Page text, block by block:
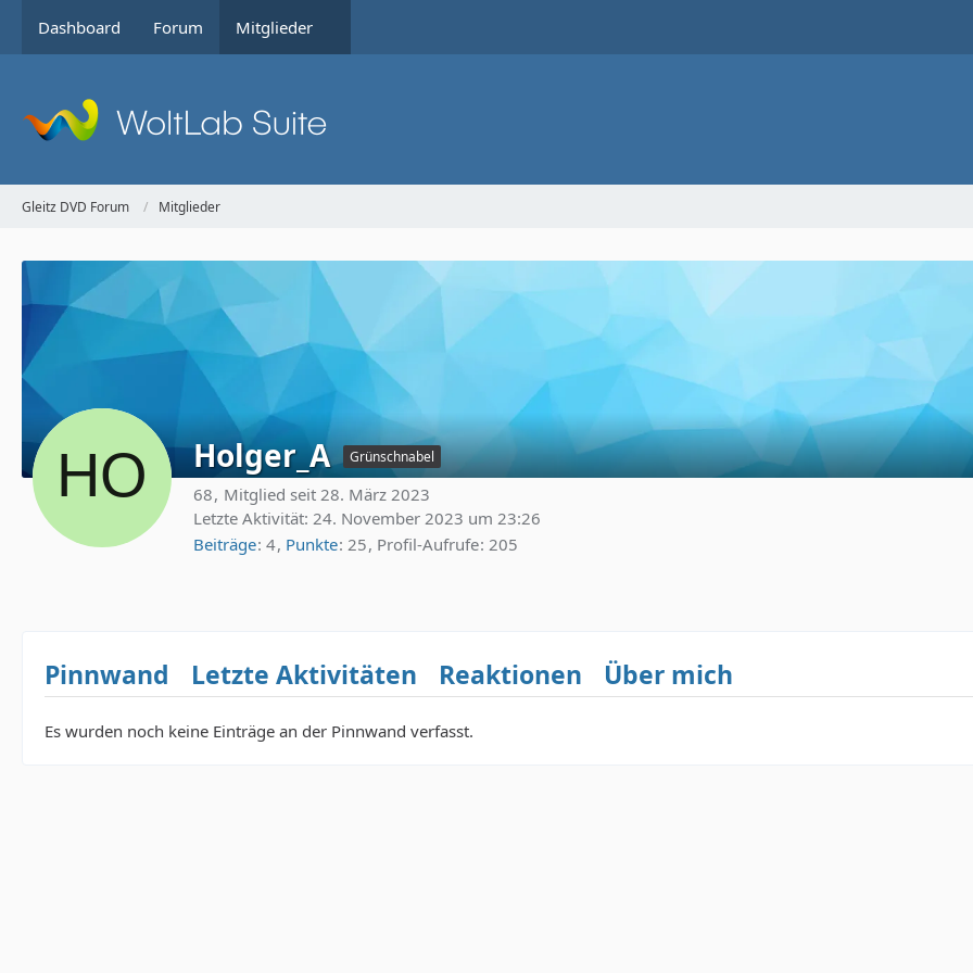
Dashboard Forum Mitglieder
Gleitz DVD Forum Mitglieder
Holger_A Grünschnabel
68 Mitglied seit 28. März 2023
Letzte Aktivität: 24. November 2023 um 23:26
Beiträge 4 Punkte 25 Profil-Aufrufe 205
Pinnwand Letzte Aktivitäten Reaktionen Über mich
Es wurden noch keine Einträge an der Pinnwand verfasst.